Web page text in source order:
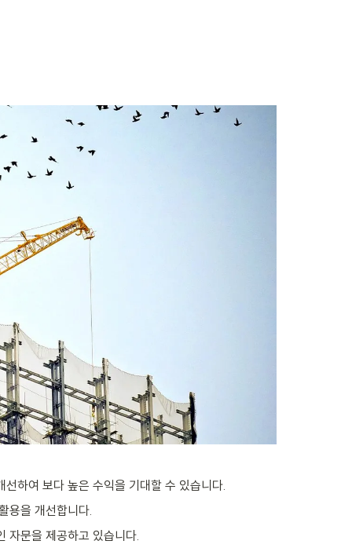
하여 보다 높은 수익을 기대할 수 있습니다.
용을 개선합니다.
자문을 제공하고 있습니다.